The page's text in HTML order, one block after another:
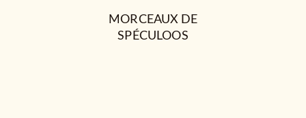
MORCEAUX DE
SPÉCULOOS